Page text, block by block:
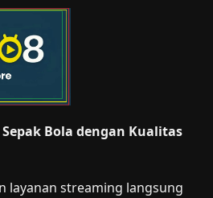
Bola dengan Kualitas
layanan streaming langsung